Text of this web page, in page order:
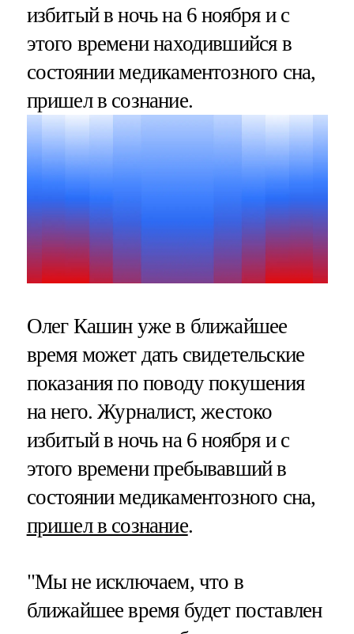
избитый в ночь на 6 ноября и с
этого времени находившийся в
состоянии медикаментозного сна,
пришел в сознание.
Олег Кашин уже в ближайшее
время может дать свидетельские
показания по поводу покушения
на него. Журналист, жестоко
избитый в ночь на 6 ноября и с
этого времени пребывавший в
состоянии медикаментозного сна,
пришел в сознание.
"Мы не исключаем, что в
ближайшее время будет поставлен